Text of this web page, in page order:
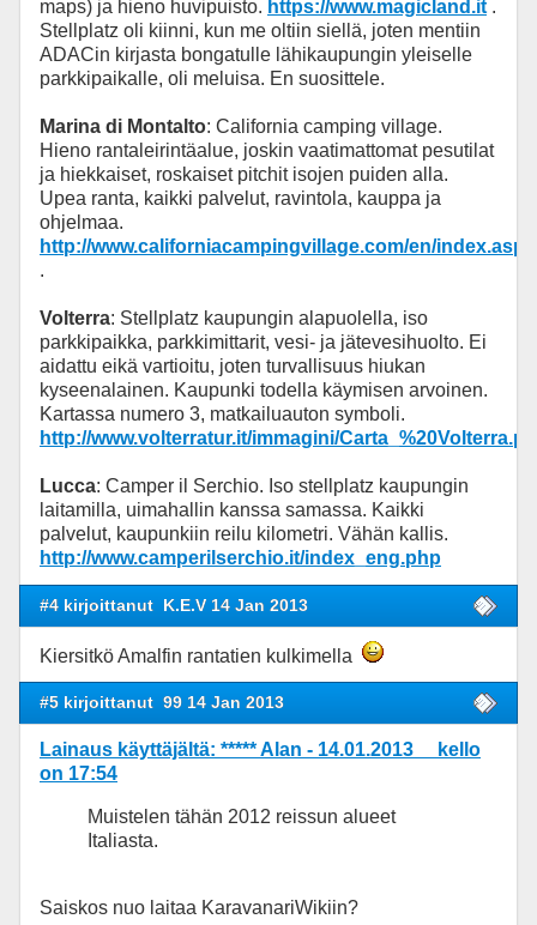
maps) ja hieno huvipuisto. https://www.magicland.it .
Stellplatz oli kiinni, kun me oltiin siellä, joten mentiin
ADACin kirjasta bongatulle lähikaupungin yleiselle
parkkipaikalle, oli meluisa. En suosittele.
Marina di Montalto: California camping village.
Hieno rantaleirintäalue, joskin vaatimattomat pesutilat
ja hiekkaiset, roskaiset pitchit isojen puiden alla.
Upea ranta, kaikki palvelut, ravintola, kauppa ja
ohjelmaa.
http://www.californiacampingvillage.com/en/index.asp
.
Volterra: Stellplatz kaupungin alapuolella, iso
parkkipaikka, parkkimittarit, vesi- ja jätevesihuolto. Ei
aidattu eikä vartioitu, joten turvallisuus hiukan
kyseenalainen. Kaupunki todella käymisen arvoinen.
Kartassa numero 3, matkailuauton symboli.
http://www.volterratur.it/immagini/
Lucca: Camper il Serchio. Iso stellplatz kaupungin
laitamilla, uimahallin kanssa samassa. Kaikki
palvelut, kaupunkiin reilu kilometri. Vähän kallis.
http://www.camperilserchio.it/index_eng.php
#4 kirjoittanut K.E.V 14 Jan 2013
Kiersitkö Amalfin rantatien kulkimella
#5 kirjoittanut 99 14 Jan 2013
Lainaus käyttäjältä: ***** Alan - 14.01.2013 kello
on 17:54
Muistelen tähän 2012 reissun alueet
Italiasta.
Saiskos nuo laitaa KaravanariWikiin?